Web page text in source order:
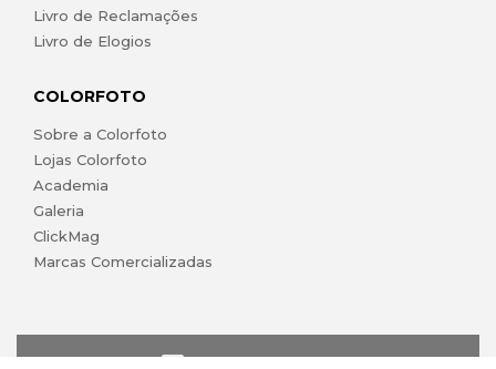
Livro de Reclamações
Livro de Elogios
COLORFOTO
Sobre a Colorfoto
Lojas Colorfoto
Academia
Galeria
ClickMag
Marcas Comercializadas
lojaonline@colorfoto.pt